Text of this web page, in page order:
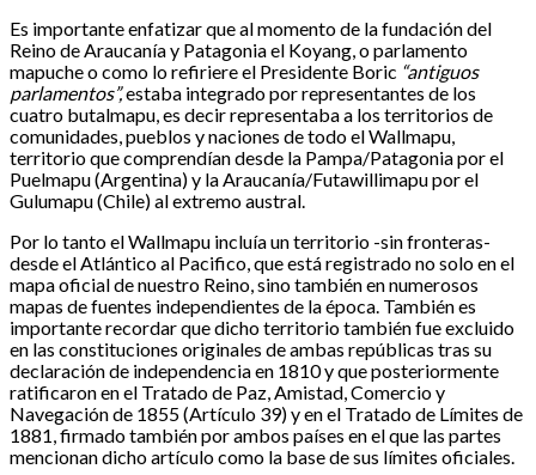
Es importante enfatizar que al momento de la fundación del
Reino de Araucanía y Patagonia el Koyang, o parlamento
mapuche o como lo refiriere el Presidente Boric “antiguos
parlamentos”,estaba integrado por representantes de los
cuatro butalmapu, es decir representaba a los territorios de
comunidades, pueblos y naciones de todo el Wallmapu,
territorio que comprendían desde la Pampa/Patagonia por el
Puelmapu (Argentina) y la Araucanía/Futawillimapu por el
Gulumapu (Chile) al extremo austral.
Por lo tanto el Wallmapu incluía un territorio -sin fronteras-
desde el Atlántico al Pacifico, que está registrado no solo en el
mapa oficial de nuestro Reino, sino también en numerosos
mapas de fuentes independientes de la época. También es
importante recordar que dicho territorio también fue excluido
en las constituciones originales de ambas repúblicas tras su
declaración de independencia en 1810 y que posteriormente
ratificaron en el Tratado de Paz, Amistad, Comercio y
Navegación de 1855 (Artículo 39) y en el Tratado de Límites de
1881, firmado también por ambos países en el que las partes
mencionan dicho artículo como la base de sus límites oficiales.